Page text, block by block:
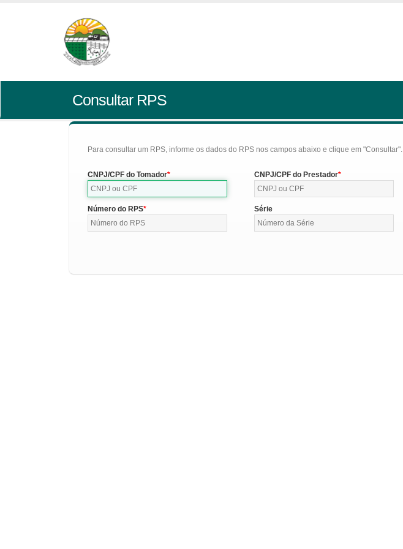
Consultar RPS
Para consultar um RPS, informe os dados do RPS nos campos abaixo e clique em "Consultar".
CNPJ/CPF do Tomador CNPJ/CPF do Prestador
Número do RPS Série